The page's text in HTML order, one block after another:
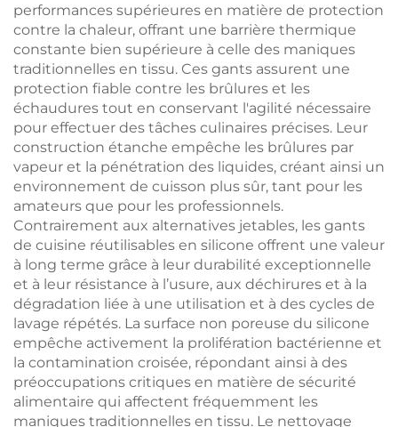
performances supérieures en matière de protection
contre la chaleur, offrant une barrière thermique
constante bien supérieure à celle des maniques
traditionnelles en tissu. Ces gants assurent une
protection fiable contre les brûlures et les
échaudures tout en conservant l'agilité nécessaire
pour effectuer des tâches culinaires précises. Leur
construction étanche empêche les brûlures par
vapeur et la pénétration des liquides, créant ainsi un
environnement de cuisson plus sûr, tant pour les
amateurs que pour les professionnels.
Contrairement aux alternatives jetables, les gants
de cuisine réutilisables en silicone offrent une valeur
à long terme grâce à leur durabilité exceptionnelle
et à leur résistance à l’usure, aux déchirures et à la
dégradation liée à une utilisation et à des cycles de
lavage répétés. La surface non poreuse du silicone
empêche activement la prolifération bactérienne et
la contamination croisée, répondant ainsi à des
préoccupations critiques en matière de sécurité
alimentaire qui affectent fréquemment les
maniques traditionnelles en tissu. Le nettoyage